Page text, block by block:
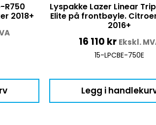
R750
2018+
Lyspakke Lazer Linear
Elite på frontbøyle.
2016+
16 110 kr Ekskl.
15-LPCBE-750E
Legg i